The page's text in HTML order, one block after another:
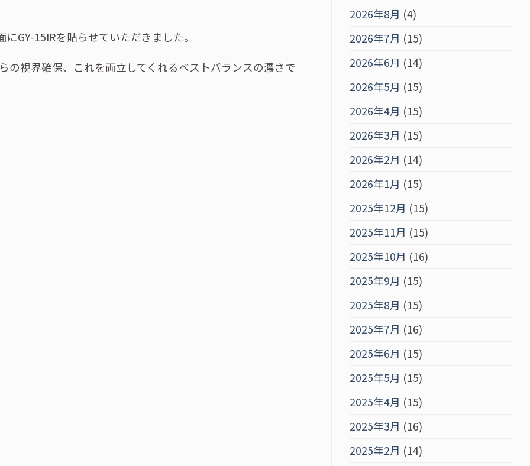
GY-15IRを貼らせていただきました。
視界確保、これを両立してくれるベストバランスの濃さで
2026年8月 (4)
2026年7月 (15)
2026年6月 (14)
2026年5月 (15)
2026年4月 (15)
2026年3月 (15)
2026年2月 (14)
2026年1月 (15)
2025年12月 (15)
2025年11月 (15)
2025年10月 (16)
2025年9月 (15)
2025年8月 (15)
2025年7月 (16)
2025年6月 (15)
2025年5月 (15)
2025年4月 (15)
2025年3月 (16)
2025年2月 (14)